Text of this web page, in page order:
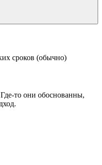
сроков (обычно)
то они обоснованны,